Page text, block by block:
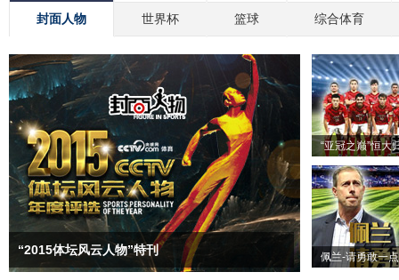
封面人物 世界杯 篮球 综合体育
“2015体坛风云人物”特刊
“亚冠之巅”恒大
佩兰-请勇敢一点